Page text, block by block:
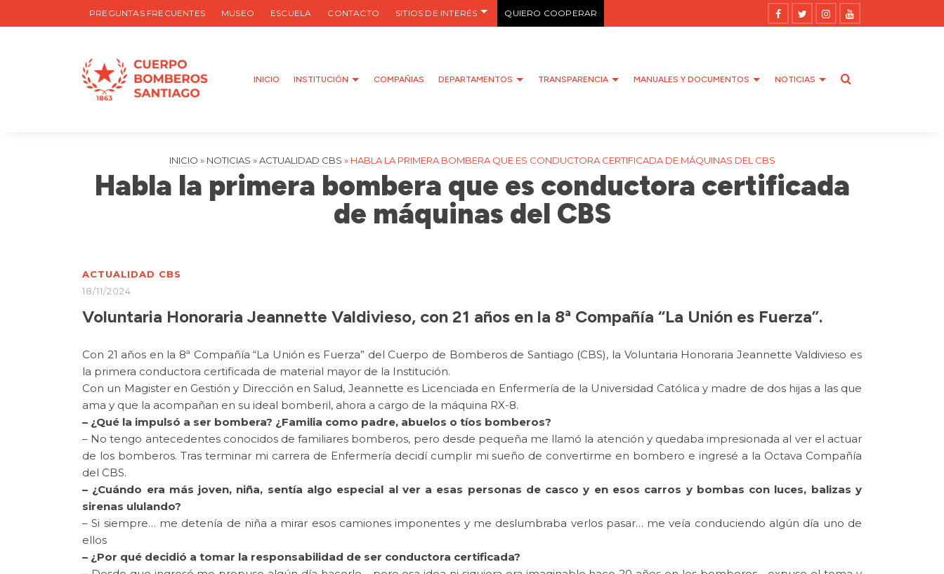
PREGUNTAS FRECUENTES MUSEO ESCUELA CONTACTO SITIOS DE INTERÉS QUIERO COOPERAR
INICIO INSTITUCIÓN COMPAÑIAS DEPARTAMENTOS TRANSPARENCIA MANUALES Y DOCUMENTOS NOTICIAS
INICIO » NOTICIAS » ACTUALIDAD CBS » HABLA LA PRIMERA BOMBERA QUE ES CONDUCTORA CERTIFICADA DE MÁQUINAS DEL CBS
Habla la primera bombera que es conductora certificada
de máquinas del CBS
ACTUALIDAD CBS
18/11/2024
Voluntaria Honoraria Jeannette Valdivieso, con 21 años en la 8ª Compañía “La Unión es Fuerza”.
Con 21 años en la 8ª Compañía “La Unión es Fuerza” del Cuerpo de Bomberos de Santiago (CBS), la Voluntaria Honoraria Jeannette Valdivieso es
la primera conductora certificada de material mayor de la Institución.
Con un Magister en Gestión y Dirección en Salud, Jeannette es Licenciada en Enfermería de la Universidad Católica y madre de dos hijas a las que
ama y que la acompañan en su ideal bomberil, ahora a cargo de la máquina RX-8.
– ¿Qué la impulsó a ser bombera? ¿Familia como padre, abuelos o tíos bomberos?
– No tengo antecedentes conocidos de familiares bomberos, pero desde pequeña me llamó la atención y quedaba impresionada al ver el actuar
de los bomberos. Tras terminar mi carrera de Enfermería decidí cumplir mi sueño de convertirme en bombero e ingresé a la Octava Compañía
del CBS.
– ¿Cuándo era más joven, niña, sentía algo especial al ver a esas personas de casco y en esos carros y bombas con luces, balizas y
sirenas ululando?
– Si siempre… me detenía de niña a mirar esos camiones imponentes y me deslumbraba verlos pasar… me veía conduciendo algún día uno de
ellos
– ¿Por qué decidió a tomar la responsabilidad de ser conductora certificada?